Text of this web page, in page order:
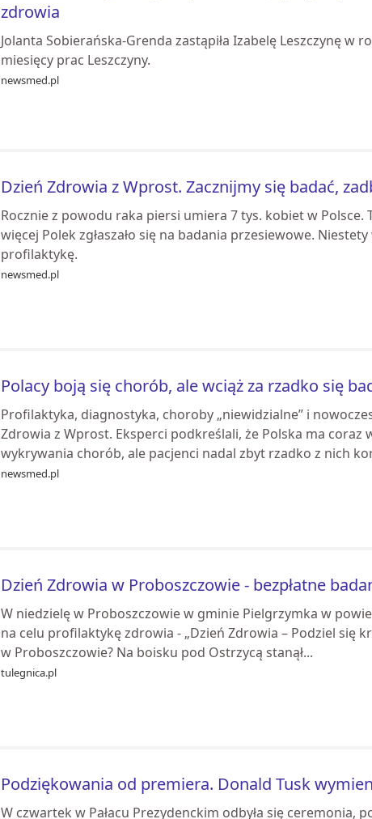
zdrowia
Jolanta Sobierańska-Grenda zastąpiła Izabelę Leszczynę
miesięcy prac Leszczyny.
newsmed.pl
Dzień Zdrowia z Wprost. Zacznijmy się badać,
Rocznie z powodu raka piersi umiera 7 tys. kobiet w Polsce.
więcej Polek zgłaszało się na badania przesiewowe.
profilaktykę.
newsmed.pl
Polacy boją się chorób, ale wciąż za rzadko się
Profilaktyka, diagnostyka, choroby „niewidzialne” i
Zdrowia z Wprost. Eksperci podkreślali, że Polska ma coraz
wykrywania chorób, ale pacjenci nadal zbyt rzadko z nich
newsmed.pl
Dzień Zdrowia w Proboszczowie - bezpłatne
W niedzielę w Proboszczowie w gminie Pielgrzymka w
na celu profilaktykę zdrowia - „Dzień Zdrowia – Podziel się
w Proboszczowie? Na boisku pod Ostrzycą stanął...
tulegnica.pl
Podziękowania od premiera. Donald Tusk
W czwartek w Pałacu Prezydenckim odbyła się ceremonia,